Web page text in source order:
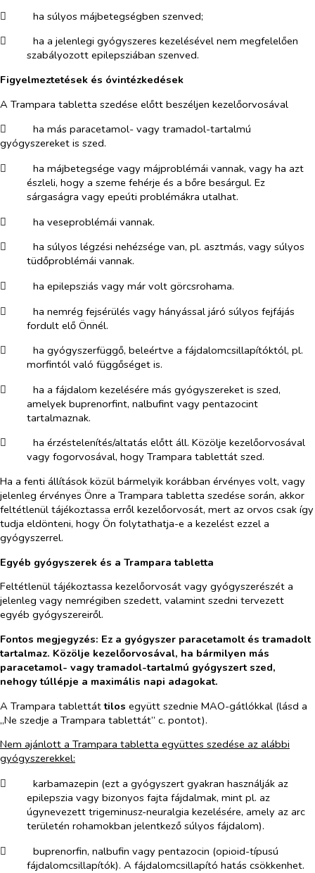
​
ha súlyos májbetegségben szenved;
​
ha a jelenlegi gyógyszeres kezelésével nem megfelelően
szabályozott epilepsziában szenved.
Figyelmeztetések és óvintézkedések
A Trampara tabletta szedése előtt beszéljen kezelőorvosával
​
ha más paracetamol- vagy tramadol-tartalmú
gyógyszereket is szed.
​
ha májbetegsége vagy májproblémái vannak, vagy ha azt
észleli, hogy a szeme fehérje és a bőre besárgul. Ez
sárgaságra vagy epeúti problémákra utalhat.
​
ha veseproblémái vannak.
​
ha súlyos légzési nehézsége van, pl. asztmás, vagy súlyos
tüdőproblémái vannak.
​
ha epilepsziás vagy már volt görcsrohama.
​
ha nemrég fejsérülés vagy hányással járó súlyos fejfájás
fordult elő Önnél.
​
ha gyógyszerfüggő, beleértve a fájdalomcsillapítóktól, pl.
morfintól való függőséget is.
​
ha a fájdalom kezelésére más gyógyszereket is szed,
amelyek buprenorfint, nalbufint vagy pentazocint
tartalmaznak.
​
ha érzéstelenítés/altatás előtt áll. Közölje kezelőorvosával
vagy fogorvosával, hogy Trampara tablettát szed.
Ha a fenti állítások közül bármelyik korábban érvényes volt, vagy
jelenleg érvényes Önre a Trampara tabletta szedése során, akkor
feltétlenül tájékoztassa erről kezelőorvosát, mert az orvos csak így
tudja eldönteni, hogy Ön folytathatja-e a kezelést ezzel a
gyógyszerrel.
Egyéb gyógyszerek és a Trampara tabletta
Feltétlenül tájékoztassa kezelőorvosát vagy gyógyszerészét a
jelenleg vagy nemrégiben szedett, valamint szedni tervezett
egyéb gyógyszereiről.
Fontos megjegyzés: Ez a gyógyszer paracetamolt és tramadolt
tartalmaz. Közölje kezelőorvosával, ha bármilyen más
paracetamol- vagy tramadol-tartalmú gyógyszertszed,
nehogy túllépje a maximális napi adagokat.
A Trampara tablettáttilos együtt szednie MAO-gátlókkal (lásd a
„Ne szedje a Trampara tablettát” c. pontot).
Nem ajánlott a Trampara tabletta együttes szedése az alábbi
gyógyszerekkel:
​
karbamazepin (ezt a gyógyszert gyakran használják az
epilepszia vagy bizonyos fajta fájdalmak, mint pl. az
úgynevezett trigeminusz-neuralgia kezelésére, amely az arc
területén rohamokban jelentkező súlyos fájdalom).
​
buprenorfin, nalbufin vagy pentazocin (opioid-típusú
fájdalomcsillapítók). A fájdalomcsillapító hatás csökkenhet.